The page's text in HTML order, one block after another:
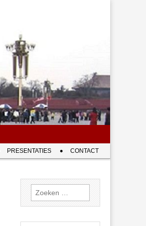
PRESENTATIES CONTACT
Zoeken
naar: